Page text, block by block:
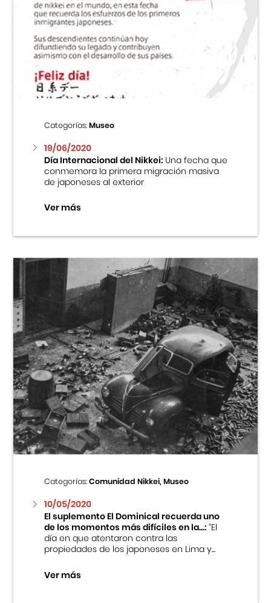
Categorías:Museo
19/06/2020
Día Internacional del Nikkei:Una fecha que
conmemora la primera migración masiva
de japoneses al exterior
Ver más
Categorías:Comunidad Nikkei, Museo
10/05/2020
El suplemento El Dominical recuerda uno
de los momentos más difíciles en la...:“El
día en que atentaron contra las
propiedades de los japoneses en Lima y...
Ver más